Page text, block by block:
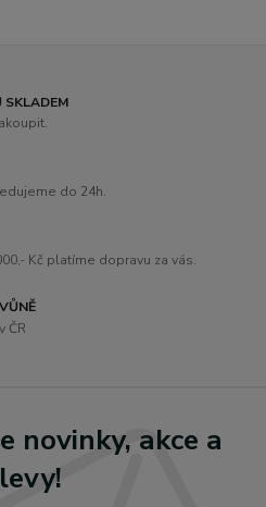
do 24h.
Kč platíme dopravu za vás.
ČR
novinky, akce a